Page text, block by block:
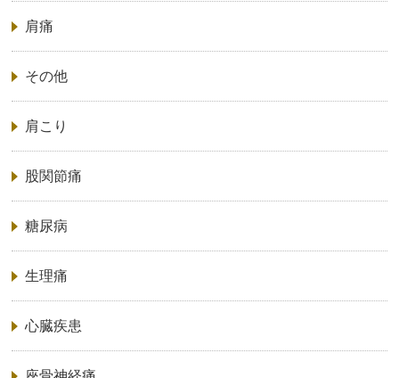
肩痛
その他
肩こり
股関節痛
糖尿病
生理痛
心臓疾患